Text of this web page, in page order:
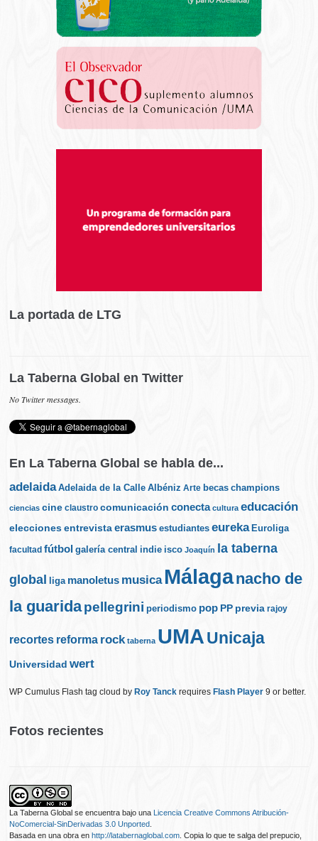
La portada de LTG
La Taberna Global en Twitter
No Twitter messages.
En La Taberna Global se habla de...
adelaida Adelaida de la Calle Albéniz Arte becas champions
ciencias cine claustro comunicación conecta cultura educación
elecciones entrevista erasmus estudiantes eureka Euroliga
facultad fútbol galería central indie isco Joaquín la taberna
global liga manoletus musica Málaganacho de
la guaridapellegrini periodismo pop PP previa rajoy
recortes reforma rock taberna UMA Unicaja
Universidad wert
WP Cumulus Flash tag cloud by Roy Tanck requires Flash Player 9 or better.
Fotos recientes
La Taberna Global se encuentra bajo una Licencia Creative Commons Atribución-
NoComercial-SinDerivadas 3.0 Unported
Basada en una obra enhttp://latabernaglobal.com . Copia lo que te salga del prepucio,